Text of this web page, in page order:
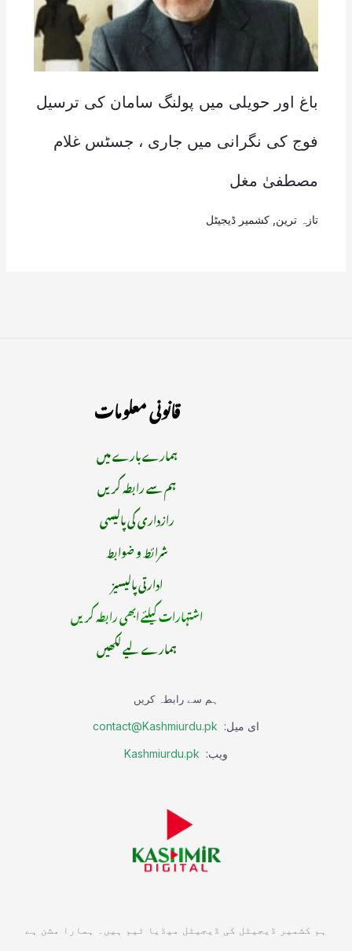
باغ اور حویلی میں پولنگ سامان کی ترسیل
فوج کی نگرانی میں جاری ، جسٹس غلام
مصطفیٰ مغل
تازہ ترین کشمیر ڈیجیٹل
قانونی معلومات
ہمارے بارے میں
ہم سے رابطہ کریں
رازداری کی پالیسی
شرائط و ضوابط
ادارتی پالیسیز
اشتہارات کیلئے ابھی رابطہ کریں
ہمارے لیے لکھیں
ہم سے رابطہ کریں
ای میل: contact@Kashmiurdu.pk
ویب: Kashmiurdu.pk
ہم کشمیر ڈیجیٹل کی ڈیجیٹل میڈیا ٹیم ہیں۔ ہمارا مشن ہے